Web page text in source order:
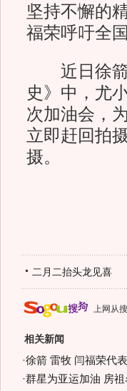
坚持不懈的
福荣呼吁全
近日徐箭
史》中，尤
次加油会，
立即赶回拍
摄。
二月二抬头龙见喜
上网从
相关新闻
·徐箭 雷牧 闫福荣代
·群星为亚运加油 房